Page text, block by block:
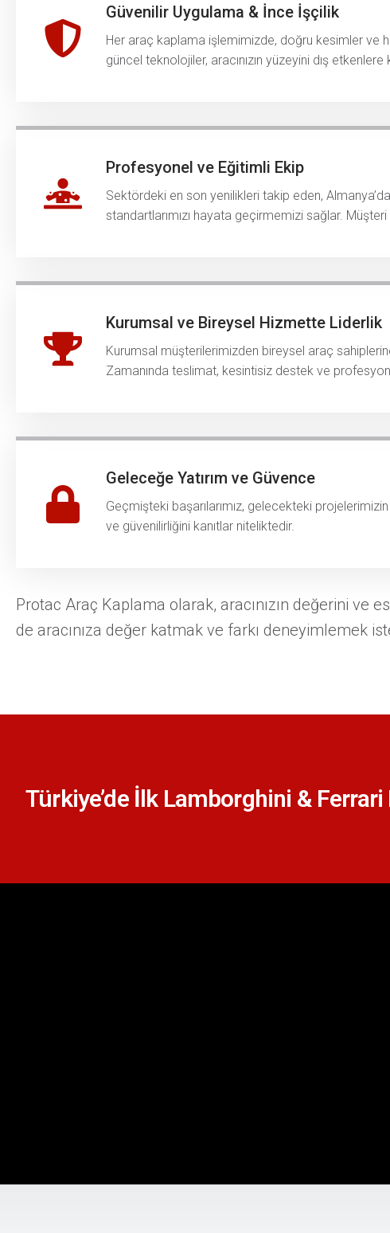
Güvenilir Uygulama & İnce İşçilik
Her araç kaplama işlemimizde, doğru kesimler ve
güncel teknolojiler, aracınızın yüzeyini dış
Profesyonel ve Eğitimli Ekip
Sektördeki en son yenilikleri takip eden,
standartlarımızı hayata geçirmemizi sağlar.
Kurumsal ve Bireysel Hizmette Liderlik
Kurumsal müşterilerimizden bireysel araç
Zamanında teslimat, kesintisiz destek ve
Geleceğe Yatırım ve Güvence
Geçmişteki başarılarımız, gelecekteki
ve güvenilirliğini kanıtlar niteliktedir.
Protac Araç Kaplama olarak, aracınızın değerini ve
de aracınıza değer katmak ve farkı deneyimlemek
Türkiye’de İlk Lamborghini &